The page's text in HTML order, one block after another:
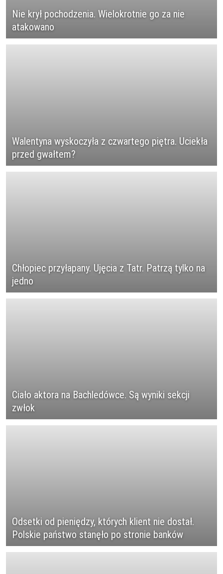
Nie krył pochodzenia. Wielokrotnie go za nie
atakowano
Walentyna wyskoczyła z czwartego piętra. Uciekła
przed gwałtem?
Chłopiec przyłapany. Ujęcia z Tatr. Patrzą tylko na
jedno
Ciało aktora na Bachledówce. Są wyniki sekcji
zwłok
Odsetki od pieniędzy, których klient nie dostał.
Polskie państwo stanęło po stronie banków